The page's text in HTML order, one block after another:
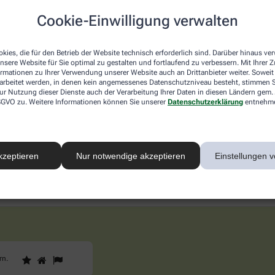
Cookie-Einwilligung verwalten
die für den Betrieb der Website technisch erforderlich sind. Darüber hinaus
Website für Sie optimal zu gestalten und fortlaufend zu verbessern. Mit Ihrer
zu Ihrer Verwendung unserer Website auch an Drittanbieter weiter. Soweit
werden, in denen kein angemessenes Datenschutzniveau besteht, stimmen
Nutzung dieser Dienste auch der Verarbeitung Ihrer Daten in diesen Ländern
zu. Weitere Informationen können Sie unserer Datenschutzerklärung
Nur notwendige akzeptieren Einstellungen
sich dieser, kann das zu Schwindel führen. Besonders
Sonne, Wind und Regen. Dann muss sich der Körper
und Bluthochdruck leiden, sind in der Regel stärker von
Wechselduschen macht und in die Sauna geht, kann
sichern Sie sich Ihren 10% Gutschein* für unsere
.
Sind
Sie
1 2